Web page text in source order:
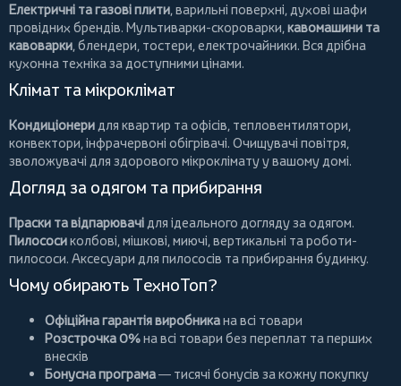
Електричні та газові плити, варильні поверхні, духові шафи
провідних брендів. Мультиварки-скороварки,кавомашини та
кавоварки,блендери, тостери,електрочайники. Вся дрібна
кухонна техніка за доступними цінами.
Клімат та мікроклімат
Кондиціонеридля квартир та офісів, тепловентилятори,
конвектори,інфрачервоні обігрівачі. Очищувачі повітря,
зволожувачі для здорового мікроклімату у вашому домі.
Догляд за одягом та прибирання
Праски та відпарювачідля ідеального догляду за одягом.
Пилососиколбові,мішкові,миючі,вертикальні тароботи-
пилососи. Аксесуари для пилососів та прибирання будинку.
Чому обирають ТехноТоп?
Офіційна гарантія виробникана всі товари
Розстрочка 0%на всі товари без переплат та перших
внесків
Бонусна програма— тисячі бонусів за кожну покупку